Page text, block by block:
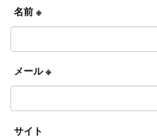
名前 ※
メール※
サイト